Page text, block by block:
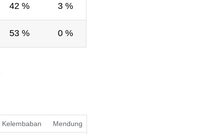
42 % 3 %
53 % 0 %
Kelembaban Mendung